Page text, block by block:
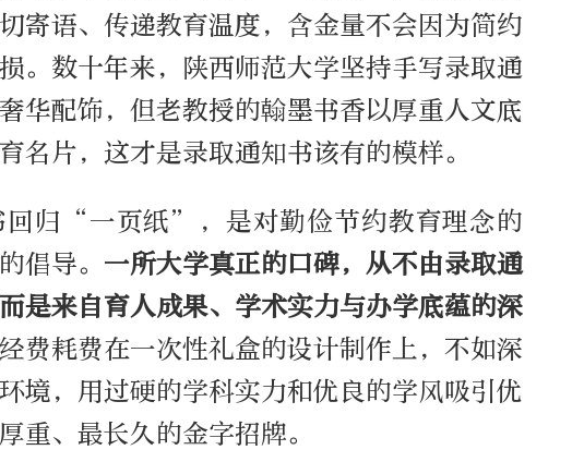
寄语、传递教育温度，含金量不会因为简约
。数十年来，陕西师范大学坚持手写录取通
华配饰，但老教授的翰墨书香以厚重人文底
名片，这才是录取通知书该有的模样。
回归“一页纸”，是对勤俭节约教育理念的
倡导。 一所大学真正的口碑，从不由录取通
是来自育人成果、学术实力与办学底蕴的深
费耗费在一次性礼盒的设计制作上，不如深
境，用过硬的学科实力和优良的学风吸引优
重、最长久的金字招牌。